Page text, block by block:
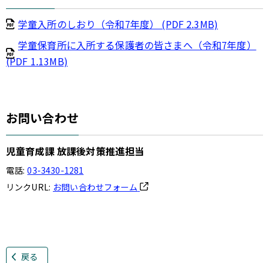
学童入所のしおり（令和7年度） (PDF 2.3MB)
学童保育所に入所する保護者の皆さまへ（令和7年度）
(PDF 1.13MB)
お問い合わせ
児童育成課 放課後対策推進担当
電話: 03-3430-1281
リンクURL: お問い合わせフォーム
戻る